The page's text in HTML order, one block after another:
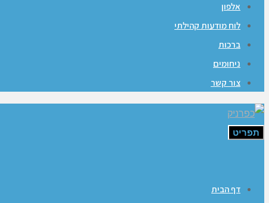
אלפון
לוח מודעות קהילתי
ברכות
ניחומים
צור קשר
תפריט
דף הבית